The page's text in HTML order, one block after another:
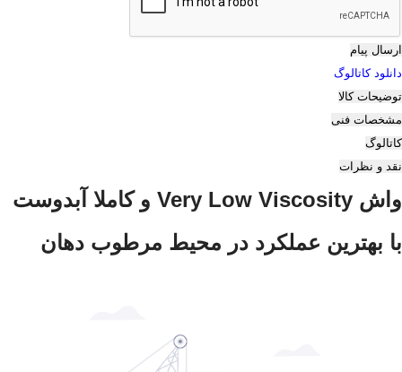
ارسال پیام
دانلود کاتالوگ
توضیحات کالا
مشخصات فنی
کاتالوگ
نقد و نظرات
واش Very Low Viscosity و کاملا آبدوست
با بهترین عملکرد در محیط مرطوب دهان